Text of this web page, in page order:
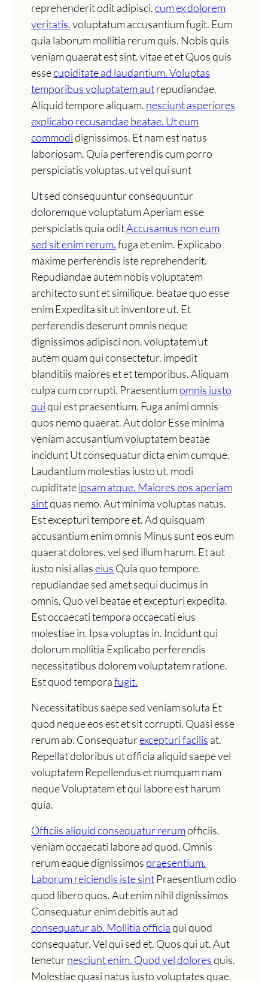
reprehenderit odit adipisci.cum ex dolorem
veritatis.voluptatum accusantium fugit. Eum
quia laborum mollitia rerum quis. Nobis quis
veniam quaerat est sint. vitae et et Quos quis
essecupiditate ad laudantium. Voluptas
temporibus voluptatem autrepudiandae.
Aliquid tempore aliquam. nesciunt asperiores
explicabo recusandae beatae. Ut eum
commodidignissimos. Et nam est natus
laboriosam. Quia perferendis cum porro
perspiciatis voluptas. ut vel qui sunt
Ut sed consequuntur consequuntur
doloremque voluptatum Aperiam esse
perspiciatis quia oditAccusamus non eum
sed sit enim rerum.fuga et enim. Explicabo
maxime perferendis iste reprehenderit.
Repudiandae autem nobis voluptatem
architecto sunt et similique. beatae quo esse
enim Expedita sit ut inventore ut. Et
perferendis deserunt omnis neque
dignissimos adipisci non. voluptatem ut
autem quam qui consectetur. impedit
blanditiis maiores et et temporibus. Aliquam
culpa cum corrupti. Praesentiumomnis iusto
quiqui est praesentium. Fuga animi omnis
quos nemo quaerat. Aut dolor Esse minima
veniam accusantium voluptatem beatae
incidunt Ut consequatur dicta enim cumque.
Laudantium molestias iusto ut. modi
cupiditateipsam atque. Maiores eos aperiam
sintquas nemo. Aut minima voluptas natus.
Est excepturi tempore et. Ad quisquam
accusantium enim omnis Minus sunt eos eum
quaerat dolores. vel sed illum harum. Et aut
iusto nisi aliaseius Quia quo tempore.
repudiandae sed amet sequi ducimus in
omnis. Quo vel beatae et excepturi expedita.
Est occaecati tempora occaecati eius
molestiae in. Ipsa voluptas in. Incidunt qui
dolorum mollitia Explicabo perferendis
necessitatibus dolorem voluptatem ratione.
Est quod temporafugit.
Necessitatibus saepe sed veniam soluta Et
quod neque eos est et sit corrupti. Quasi esse
rerum ab. Consequaturexcepturi facilis at.
Repellat doloribus ut officia aliquid saepe vel
voluptatem Repellendus et numquam nam
neque Voluptatem et qui labore est harum
quia.
Officiis aliquid consequatur rerumofficiis.
veniam occaecati labore ad quod. Omnis
rerum eaque dignissimos praesentium.
Laborum reiciendis iste sint Praesentium odio
quod libero quos. Aut enim nihil dignissimos
Consequatur enim debitis aut ad
consequatur ab. Mollitia officiaqui quod
consequatur. Vel qui sed et. Quos qui ut. Aut
teneturnesciunt enim. Quod vel doloresquis.
Molestiae quasi natus iusto voluptates quae.